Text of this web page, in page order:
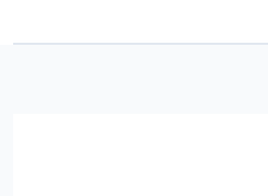
Panneau latéral